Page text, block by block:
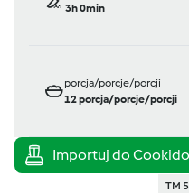
3h 0min
porcja/porcje/porcji
12porcja/porcje/porcji
TM 5